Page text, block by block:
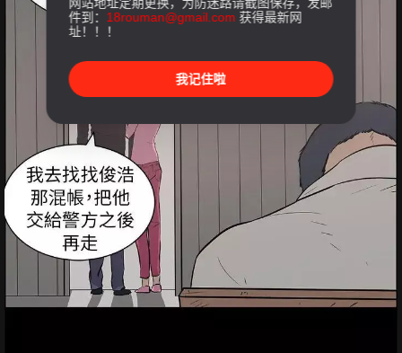
件到： 18rouman@gmail.com 获得最新网
址！！！
我记住啦